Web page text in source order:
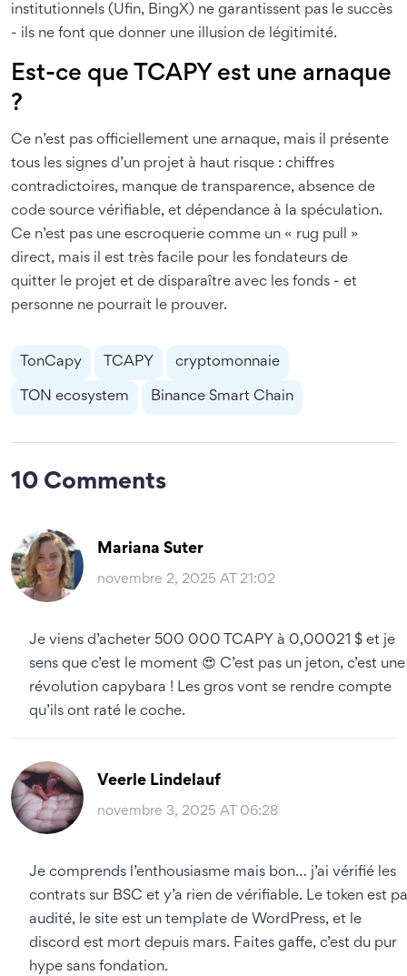
institutionnels (Ufin, BingX) ne garantissent pas le succès
- ils ne font que donner une illusion de légitimité.
Est-ce que TCAPY est une arnaque
?
Ce n’est pas officiellement une arnaque, mais il présente
tous les signes d’un projet à haut risque : chiffres
contradictoires, manque de transparence, absence de
code source vérifiable, et dépendance à la spéculation.
Ce n’est pas une escroquerie comme un « rug pull »
direct, mais il est très facile pour les fondateurs de
quitter le projet et de disparaître avec les fonds - et
personne ne pourrait le prouver.
TonCapy TCAPY cryptomonnaie
TON ecosystem Binance Smart Chain
10 Comments
Mariana Suter
novembre 2, 2025 AT 21:02
Je viens d’acheter 500 000 TCAPY à 0,00021 $ et je
sens que c’est le moment 😍 C’est pas un jeton, c’est une
révolution capybara ! Les gros vont se rendre compte
qu’ils ont raté le coche.
Veerle Lindelauf
novembre 3, 2025 AT 06:28
Je comprends l’enthousiasme mais bon… j’ai vérifié les
contrats sur BSC et y’a rien de vérifiable. Le token est
audité, le site est un template de WordPress, et le
discord est mort depuis mars. Faites gaffe, c’est du pur
hype sans fondation.